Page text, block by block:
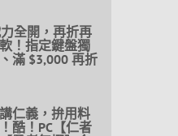
力全開，再折再
！指定鍵盤獨
滿 $3,000 再折
仁義，拚用料
酷！PC【仁者